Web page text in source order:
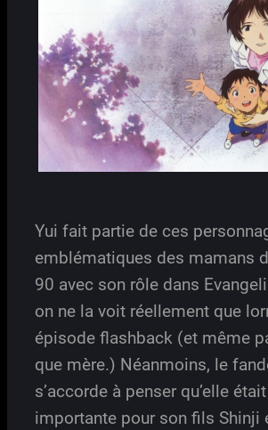
Yui fait partie de ces
emblématiques des mamans
90 avec son rôle dans
on ne la voit réellement que
épisode flashback (et même
que mère.) Néanmoins, le
s’accorde à penser qu’elle
importante pour son fils Shinji